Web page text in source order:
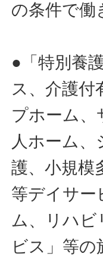
の条件で働
●「特別養
ス、介護付
プホーム、
人ホーム
護、小規模
等デイサー
ム、リハビ
ビス」等